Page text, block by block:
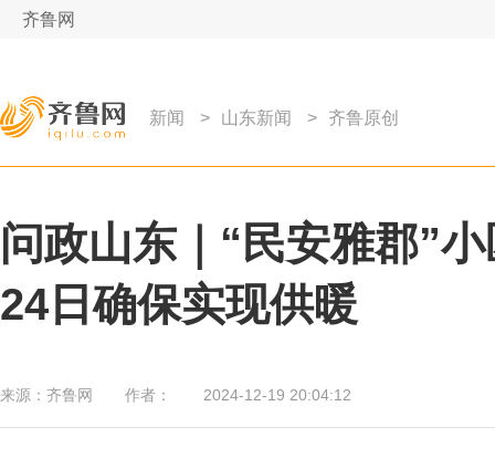
齐鲁网
新闻 > 山东新闻 > 齐鲁原创
问政山东｜“民安雅郡”
24日确保实现供暖
来源： 齐鲁网 作者： 2024-12-19 20:04:12